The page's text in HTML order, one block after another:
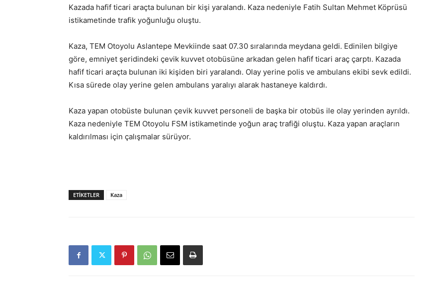
Kazada hafif ticari araçta bulunan bir kişi yaralandı. Kaza nedeniyle Fatih Sultan Mehmet Köprüsü
istikametinde trafik yoğunluğu oluştu.
Kaza, TEM Otoyolu Aslantepe Mevkiinde saat 07.30 sıralarında meydana geldi. Edinilen bilgiye
göre, emniyet şeridindeki çevik kuvvet otobüsüne arkadan gelen hafif ticari araç çarptı. Kazada
hafif ticari araçta bulunan iki kişiden biri yaralandı. Olay yerine polis ve ambulans ekibi sevk edildi.
Kısa sürede olay yerine gelen ambulans yaralıyı alarak hastaneye kaldırdı.
Kaza yapan otobüste bulunan çevik kuvvet personeli de başka bir otobüs ile olay yerinden ayrıldı.
Kaza nedeniyle TEM Otoyolu FSM istikametinde yoğun araç trafiği oluştu. Kaza yapan araçların
kaldırılması için çalışmalar sürüyor.
ETIKETLER Kaza